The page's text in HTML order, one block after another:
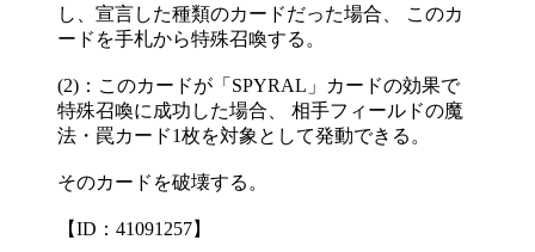
し、宣言した種類のカードだった場合、 このカ
ードを手札から特殊召喚する。
(2)：このカードが「SPYRAL」カードの効果で
特殊召喚に成功した場合、 相手フィールドの魔
法・罠カード1枚を対象として発動できる。
そのカードを破壊する。
【ID：41091257】